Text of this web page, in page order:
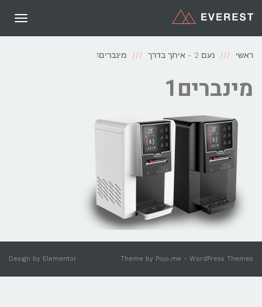
ראשי נעם 2 - איתך בדרך מינברים1
מינברים1
Theme by Pojo.me - WordPress Themes
Design by Elementor